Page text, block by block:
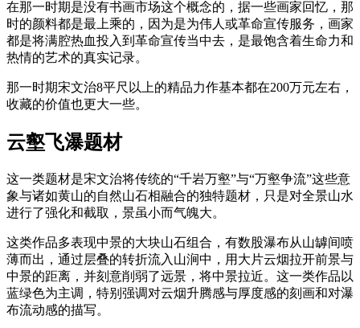
在那一时期是没有书画市场这个概念的，据一些画家回忆，那
时的颜料都是最上乘的，因为是为伟人或革命宣传服务，画家
都是将满腔热血投入到革命宣传当中去，是最饱含着生命力和
热情的艺术的真实记录。
那一时期宋文治8平尺以上的精品力作基本都在200万元左右，
收藏的价值也更大一些。
云壑飞瀑题材
这一类题材是宋文治将传统的“千岩万壑”与“万壑争流”这些意
象与诸如黄山的自然山石相融合的独特题材，只是对全景山水
进行了强化和截取，景虽小而气魄大。
这类作品多表现中景的大块山石组合，有数股瀑布从山罅间喷
薄而出，通过层叠的转折流入山涧中，用大片云烟拉开前景与
中景的距离，并刻意削弱了远景，将中景拉近。这一类作品以
蓝绿色为主调，特别强调对云烟升腾感与厚度感的刻画和对瀑
布流动感的描写。